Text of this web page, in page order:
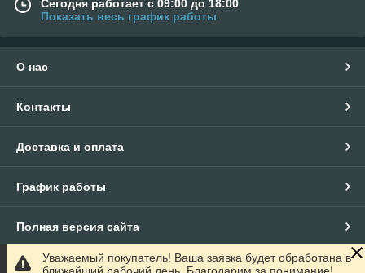
Сегодня работает с 09:00 до 18:00
Показать весь график работы
О нас
Контакты
Доставка и оплата
График работы
Полная версия сайта
Сайт создан на маркетплейсеSatu.kz
Уважаемый покупатель! Ваша заявка будет обработана в